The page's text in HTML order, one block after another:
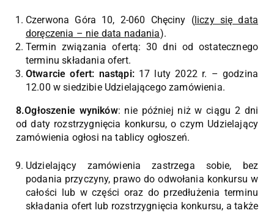
Czerwona Góra 10, 2-060 Chęciny (liczy się data
doręczenia – nie data nadania).
Termin związania ofertą: 30 dni od ostatecznego
terminu składania ofert.
Otwarcie ofert: nastąpi: 17 luty 2022 r. – godzina
12.00 w siedzibie Udzielającego zamówienia.
8.Ogłoszenie wyników: nie później niż w ciągu 2 dni
od daty rozstrzygnięcia konkursu, o czym Udzielający
zamówienia ogłosi na tablicy ogłoszeń.
Udzielający zamówienia zastrzega sobie, bez
podania przyczyny, prawo do odwołania konkursu w
całości lub w części oraz do przedłużenia terminu
składania ofert lub rozstrzygnięcia konkursu, a także